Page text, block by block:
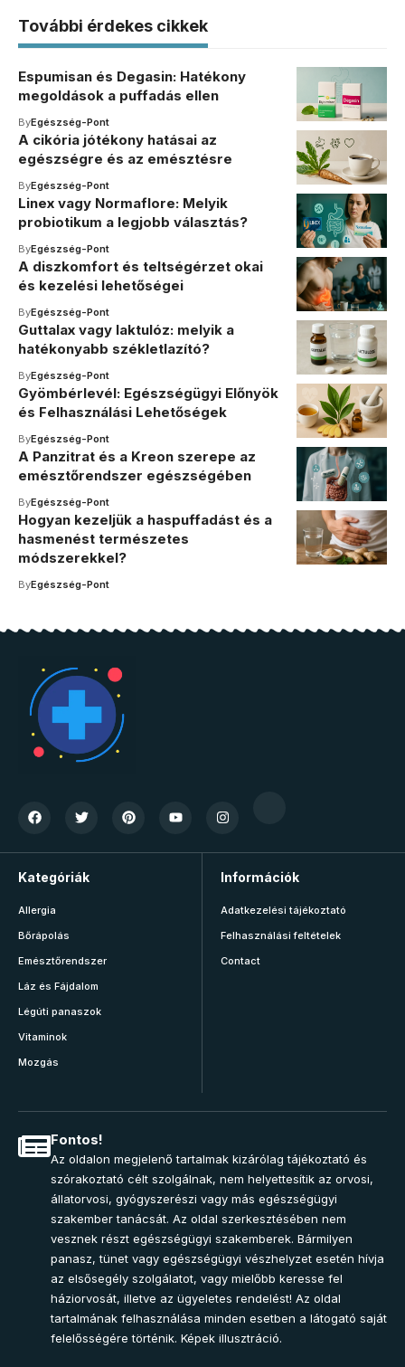
További érdekes cikkek
Espumisan és Degasin: Hatékony
megoldások a puffadás ellen
ByEgészség-Pont
A cikória jótékony hatásai az
egészségre és az emésztésre
ByEgészség-Pont
Linex vagy Normaflore: Melyik
probiotikum a legjobb választás?
ByEgészség-Pont
A diszkomfort és teltségérzet okai
és kezelési lehetőségei
ByEgészség-Pont
Guttalax vagy laktulóz: melyik a
hatékonyabb székletlazító?
ByEgészség-Pont
Gyömbérlevél: Egészségügyi Előnyök
és Felhasználási Lehetőségek
ByEgészség-Pont
A Panzitrat és a Kreon szerepe az
emésztőrendszer egészségében
ByEgészség-Pont
Hogyan kezeljük a haspuffadást és a
hasmenést természetes
módszerekkel?
ByEgészség-Pont
Kategóriák
Allergia
Bőrápolás
Emésztőrendszer
Láz és Fájdalom
Légúti panaszok
Vitaminok
Mozgás
Információk
Adatkezelési tájékoztató
Felhasználási feltételek
Contact
Fontos!
Az oldalon megjelenő tartalmak kizárólag tájékoztató és
szórakoztató célt szolgálnak, nem helyettesítik az orvosi,
állatorvosi, gyógyszerészi vagy más egészségügyi
szakember tanácsát. Az oldal szerkesztésében nem
vesznek részt egészségügyi szakemberek. Bármilyen
panasz, tünet vagy egészségügyi vészhelyzet esetén hívja
az elsősegély szolgálatot, vagy mielőbb keresse fel
háziorvosát, illetve az ügyeletes rendelést! Az oldal
tartalmának felhasználása minden esetben a látogató saját
felelősségére történik. Képek illusztráció.